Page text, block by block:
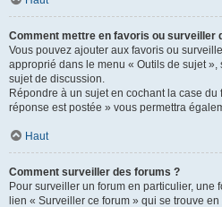
Comment mettre en favoris ou surveiller
Vous pouvez ajouter aux favoris ou
approprié dans le menu « Outils de sujet
sujet de discussion.
Répondre à un sujet en cochant la case du
réponse est postée » vous permettra
Haut
Comment surveiller des forums ?
Pour surveiller un forum en particulier, une
lien « Surveiller ce forum » qui se trouve